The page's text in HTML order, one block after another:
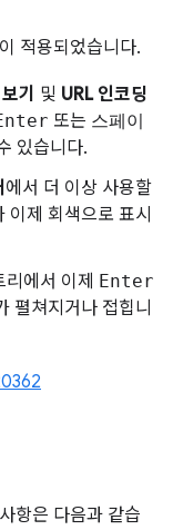
적용되었습니다.
기 및 URL 인코딩
또는 스페이
있습니다.
에서 더 이상 사용할
제 회색으로 표시
에서 이제 Enter
펼쳐지거나 접힙니
항은 다음과 같습